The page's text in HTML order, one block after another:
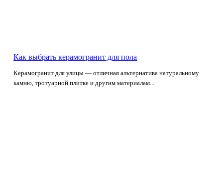
Как выбрать керамогранит для пола
Керамогранит для улицы — отличная альтернатива натуральному
камню, тротуарной плитке и другим материалам...